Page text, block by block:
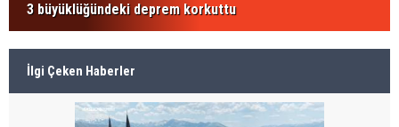
3 büyüklüğündeki deprem korkuttu
İlgi Çeken Haberler